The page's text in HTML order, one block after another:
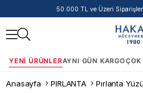
50.000 TL ve Üzeri
YENI ÜRÜNLERAYNI GÜN KARGOÇOK
Anasayfa PIRLANTA Pırlanta